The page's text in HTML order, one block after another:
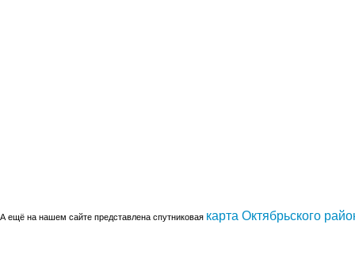
А ещё на нашем сайте представлена спутниковая карта Октябрьского